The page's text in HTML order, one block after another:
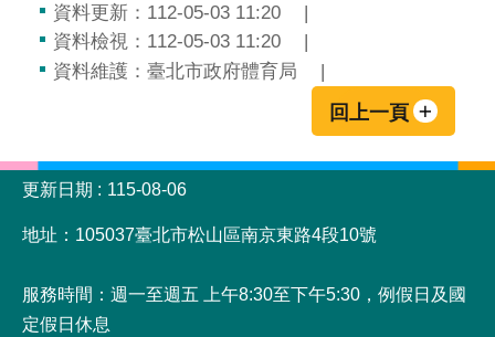
資料更新：112-05-03 11:20
資料檢視：112-05-03 11:20
資料維護：臺北市政府體育局
回上一頁
:::
更新日期
115-08-06
地址：105037臺北市松山區南京東路4段10號
服務時間：週一至週五 上午8:30至下午5:30，例假日及國
定假日休息